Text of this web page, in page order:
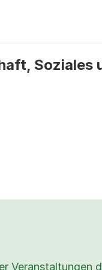
Soziales
Veranstaltungen